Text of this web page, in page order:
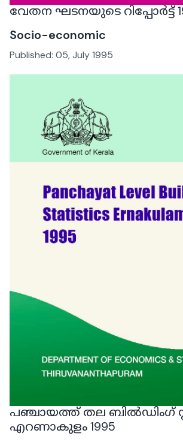
വേതന ഘടനയുടെ റിപ്പോർട്ട്
Socio-economic
Published: 05, July 1995
പഞ്ചായത്ത് തല ബില്‍ഡിംഗ്
എറണാകുളം 1995